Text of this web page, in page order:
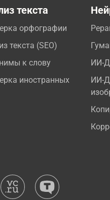
текста
орфографии
текста (SEO)
к слову
иностранных
ИИ-
ИИ-